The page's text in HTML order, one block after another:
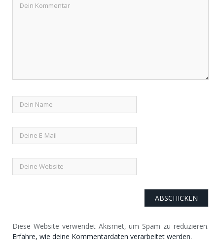
Diese Website verwendet Akismet, um Spam zu reduzieren.
Erfahre, wie deine Kommentardaten verarbeitet werden.